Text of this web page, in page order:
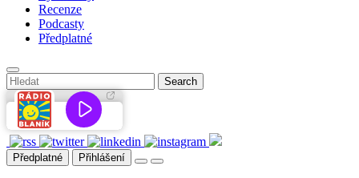
Recenze
Podcasty
Předplatné
Předplatné Přihlášení